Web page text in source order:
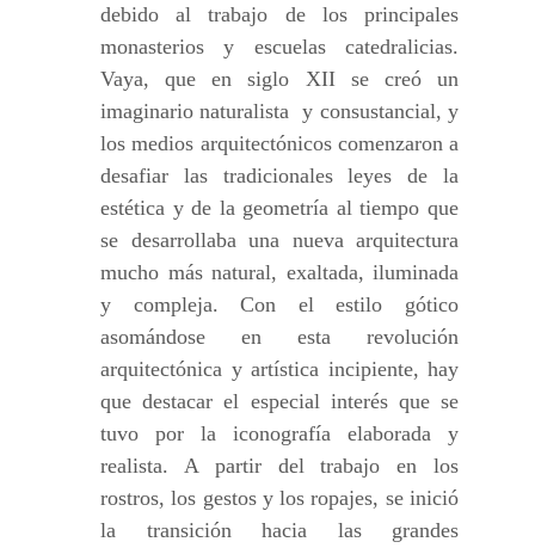
debido al trabajo de los principales
monasterios y escuelas catedralicias.
Vaya, que en siglo XII se creó un
imaginario naturalista y consustancial, y
los medios arquitectónicos comenzaron a
desafiar las tradicionales leyes de la
estética y de la geometría al tiempo que
se desarrollaba una nueva arquitectura
mucho más natural, exaltada, iluminada
y compleja. Con el estilo gótico
asomándose en esta revolución
arquitectónica y artística incipiente, hay
que destacar el especial interés que se
tuvo por la iconografía elaborada y
realista. A partir del trabajo en los
rostros, los gestos y los ropajes, se inició
la transición hacia las grandes